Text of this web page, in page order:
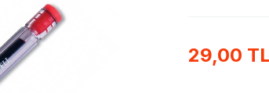
29,00 TL